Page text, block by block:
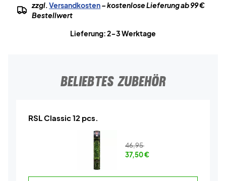
zzgl.Versandkosten– kostenlose Lieferung ab 99 €
Bestellwert
Lieferung: 2-3 Werktage
BELIEBTES ZUBEHÖR
RSL Classic 12 pcs.
46,95
37,50€